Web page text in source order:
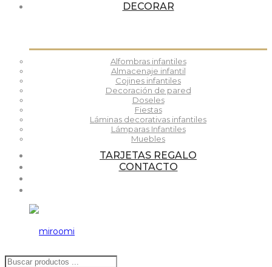
DECORAR
Alfombras infantiles
Almacenaje infantil
Cojines infantiles
Decoración de pared
Doseles
Fiestas
Láminas decorativas infantiles
Lámparas Infantiles
Muebles
TARJETAS REGALO
CONTACTO
Búsqueda